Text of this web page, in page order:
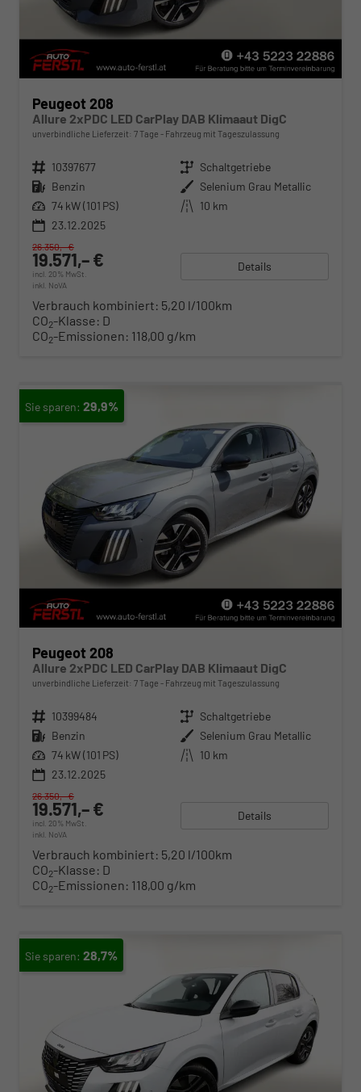
Peugeot 208
Allure 2xPDC LED CarPlay DAB Klimaaut DigC
unverbindliche Lieferzeit: 7 Tage Fahrzeug mit Tageszulassung
Fahrzeugnr. 10397677 Getriebe Schaltgetriebe
Kraftstoff Benzin Außenfarbe Selenium Grau Metallic
Leistung 74 kW (101 PS) Kilometerstand 10 km
23.12.2025
19.571,– €
incl. 20% MwSt.
inkl. NoVA
26.350,– €
Details
Verbrauch kombiniert: 5,20 l/100km
CO2-Klasse: D
CO2-Emissionen: 118,00 g/km
29,9%
Peugeot 208
Allure 2xPDC LED CarPlay DAB Klimaaut DigC
unverbindliche Lieferzeit: 7 Tage Fahrzeug mit Tageszulassung
Fahrzeugnr. 10399484 Getriebe Schaltgetriebe
Kraftstoff Benzin Außenfarbe Selenium Grau Metallic
Leistung 74 kW (101 PS) Kilometerstand 10 km
23.12.2025
19.571,– €
incl. 20% MwSt.
inkl. NoVA
26.350,– €
Details
Verbrauch kombiniert: 5,20 l/100km
CO2-Klasse: D
CO2-Emissionen: 118,00 g/km
28,7%